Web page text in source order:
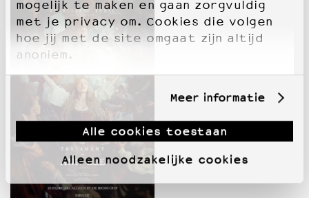
mogelijk te maken en gaan zorgvuldig
met je privacy om. Cookies die volgen
hoe jij met de site omgaat zijn altijd
anoniem.
Meer informatie
Alle cookies toestaan
Alleen noodzakelijke cookies